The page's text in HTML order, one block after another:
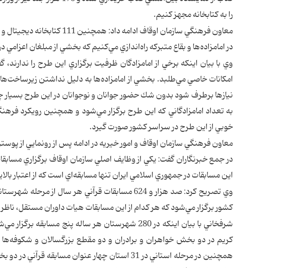
را به كتابخانه مجهز كنيم.
در امامزاده‌ها و بقاع متبركه راه‌اندازي مي‌كنيم كه بخشي از مبلغان
وي با بيان اينكه برخي از امامزادگان ظرفيت برگزاري اين طرح را
امكانات خاصي مي‌طلبد. بخشي از امامزاده‌ها به دليل نداشتن
نيازها برطرف شود بدون شك حضور جوانان و نوجوانان در اين طرح
به تعداد امامزادگاني كه اين طرح برگزار مي‌شود و همچنين رويكرد
خوبي از اين طرح در سراسر كشور صورت گيرد.
معاون فرهنگي سازمان اوقاف و امور خيريه در ادامه پس از رونمايي از
در جمع خبرنگاران گفت: يكي از وظايف اصلي سازمان اوقاف برگزاري
اين مسابقات در جمهوري اسلامي ايران تنها مسابقه‌اي است كه از اعتبار
وي تصريح كرد: صد هزار و 624 مسابقات قرآني هر
كشور برگزار مي‌شود كه هر كدام از اين مسابقات هيات داوران مستقل،
شرفخاني با بيان اينكه در 280 شهرستان هر ساله پنج
همچنين در مرحله استاني در 31 استان چهار عنوان